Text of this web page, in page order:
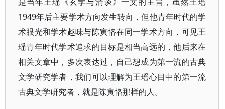
1949年后主要学术方向发生转向，但他青年时代的学
术眼光和学术趣味与陈寅恪在同一学术方向，可见王
瑶青年时代学术追求的目标是相当高远的，他后来在
相关文章中，多次表达过，自己想成为第一流的古典
文学研究学者，我们可以理解为王瑶心目中的第一流
古典文学研究者，就是陈寅恪那样的人。